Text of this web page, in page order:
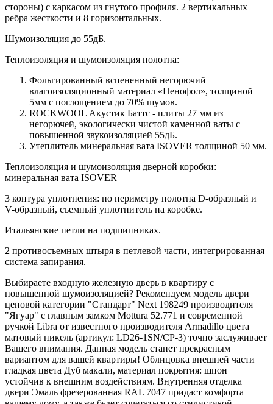
стороны) c каркасом из гнутого профиля. 2 вертикальных
ребра жесткости и 8 горизонтальных.
Шумоизоляция до 55дБ.
Теплоизоляция и шумоизоляция полотна:
Фольгированный вспененный негорючий
влагоизоляционный материал «Пенофол», толщиной
5мм с поглощением до 70% шумов.
ROCKWOOL Акустик Баттс - плиты 27 мм из
негорючей, экологически чистой каменной ваты с
повышенной звукоизоляцией 55дБ.
Утеплитель минеральная вата ISOVER толщиной 50 мм.
Теплоизоляция и шумоизоляция дверной коробки:
минеральная вата ISOVER
3 контура уплотнения: по периметру полотна D-образный и
V-образный, съемный уплотнитель на коробке.
Итальянские петли на подшипниках.
2 противосъемных штыря в петлевой части, интегрированная
система запирания.
Выбираете входную железную дверь в квартиру с
повышенной шумоизоляцией? Рекомендуем модель двери
ценовой категории "Стандарт" Next 198249 производителя
"Ягуар" с главным замком Mottura 52.771 и современной
ручкой Libra от известного производителя Armadillo цвета
матовый никель (артикул: LD26-1SN/CP-3) точно заслуживает
Вашего внимания. Данная модель станет прекрасным
вариантом для вашей квартиры! Облицовка внешней части
гладкая цвета Дуб макали, материал покрытия: шпон
устойчив к внешним воздействиям. Внутренняя отделка
двери Эмаль фрезерованная RAL 7047 придаст комфорта